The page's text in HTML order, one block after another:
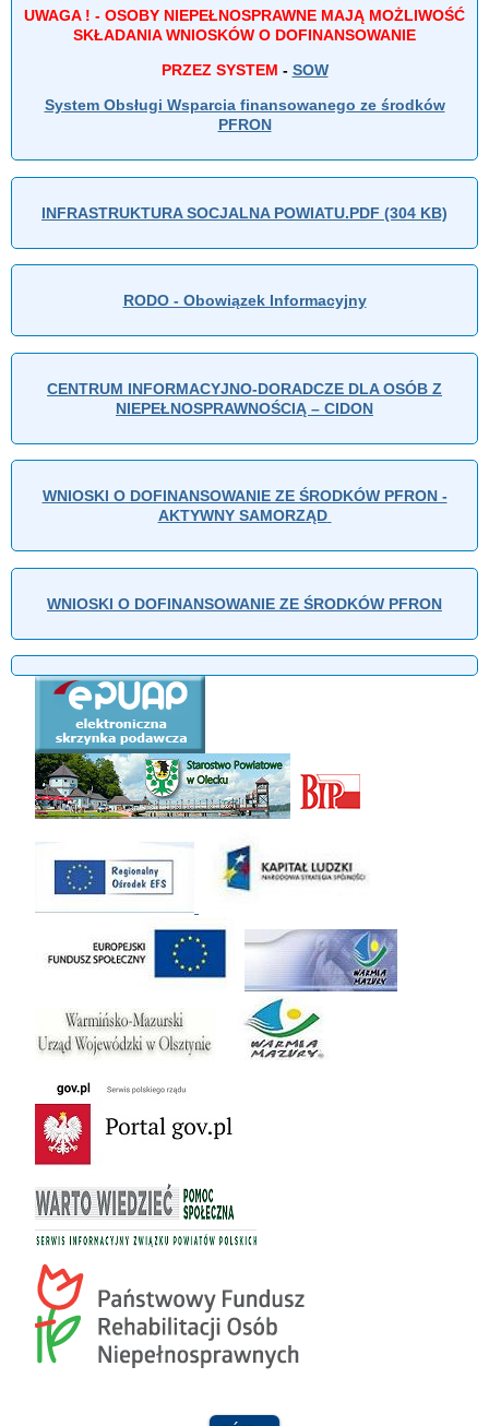
UWAGA ! - OSOBY NIEPEŁNOSPRAWNE MAJĄ MOŻLIWOŚĆ
SKŁADANIA WNIOSKÓW O DOFINANSOWANIE
PRZEZ SYSTEM - SOW
System Obsługi Wsparcia finansowanego ze środków
PFRON
INFRASTRUKTURA SOCJALNA POWIATU.PDF (304 KB)
RODO - Obowiązek Informacyjny
CENTRUM INFORMACYJNO-DORADCZE DLA OSÓB Z
NIEPEŁNOSPRAWNOŚCIĄ – CIDON
WNIOSKI O DOFINANSOWANIE ZE ŚRODKÓW PFRON -
AKTYWNY SAMORZĄD
WNIOSKI O DOFINANSOWANIE ZE ŚRODKÓW PFRON